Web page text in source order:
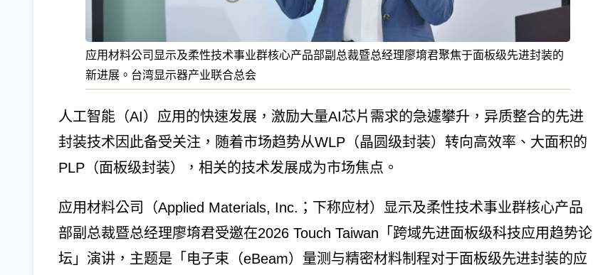
应用材料公司显示及柔性技术事业群核心产品部副总裁暨总经理廖堉君聚焦于面板级先进封装的
新进展。台湾显示器产业联合总会
人工智能（AI）应用的快速发展，激励大量AI芯片需求的急遽攀升，异质整合的先进
封装技术因此备受关注，随着市场趋势从WLP（晶圆级封装）转向高效率、大面积的
PLP（面板级封装），相关的技术发展成为市场焦点。
应用材料公司（Applied Materials, Inc.；下称应材）显示及柔性技术事业群核心产品
部副总裁暨总经理廖堉君受邀在2026 Touch Taiwan「跨域先进面板级科技应用趋势论
坛」演讲，主题是「电子束（eBeam）量测与精密材料制程对于面板级先进封装的应